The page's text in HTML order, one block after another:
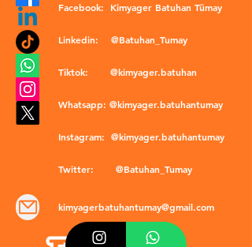
Facebook: Kimyager Batuhan Tümay
Linkedin: @Batuhan_Tumay
Tiktok: @kimyager.batuhan
Whatsapp: @kimyager.batuhantumay
Instagram: @kimyager.batuhantumay
Twitter: @Batuhan_Tumay
kimyagerbatuhantumay@gmail.com